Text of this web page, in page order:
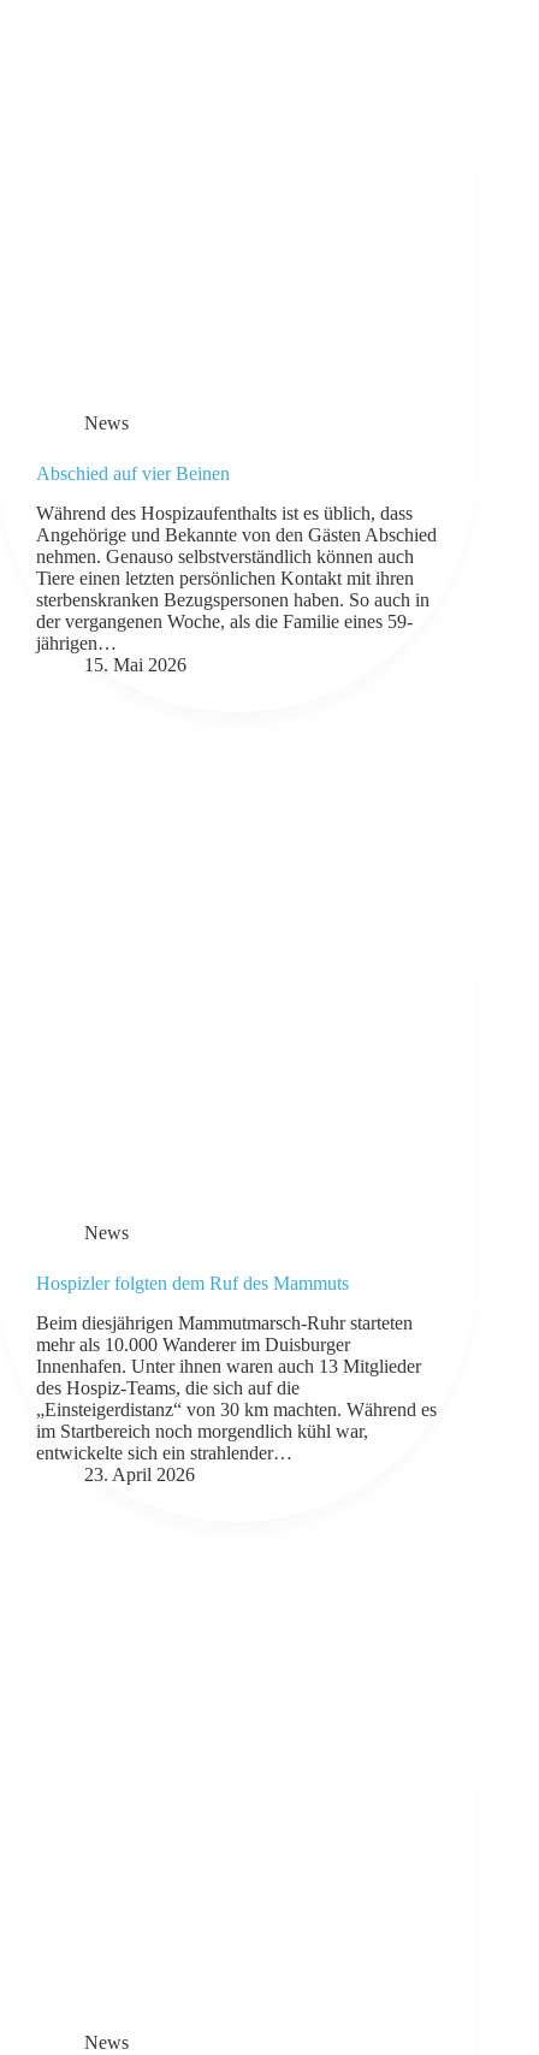
News
Abschied auf vier Beinen
Während des Hospizaufenthalts ist es üblich, dass
Angehörige und Bekannte von den Gästen Abschied
nehmen. Genauso selbstverständlich können auch
Tiere einen letzten persönlichen Kontakt mit ihren
sterbenskranken Bezugspersonen haben. So auch in
der vergangenen Woche, als die Familie eines 59-
jährigen…
15. Mai 2026
News
Hospizler folgten dem Ruf des Mammuts
Beim diesjährigen Mammutmarsch-Ruhr starteten
mehr als 10.000 Wanderer im Duisburger
Innenhafen. Unter ihnen waren auch 13 Mitglieder
des Hospiz-Teams, die sich auf die
„Einsteigerdistanz“ von 30 km machten. Während es
im Startbereich noch morgendlich kühl war,
entwickelte sich ein strahlender…
23. April 2026
News